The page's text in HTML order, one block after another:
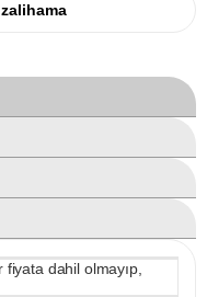
dahil olmayıp,